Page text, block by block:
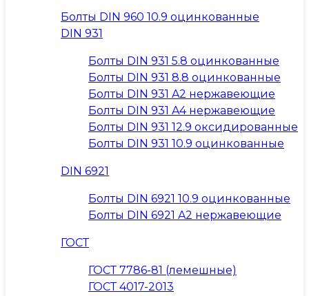
Болты DIN 960 10.9 оцинкованные
DIN 931
Болты DIN 931 5.8 оцинкованные
Болты DIN 931 8.8 оцинкованные
Болты DIN 931 A2 нержавеющие
Болты DIN 931 A4 нержавеющие
Болты DIN 931 12.9 оксидированные
Болты DIN 931 10.9 оцинкованные
DIN 6921
Болты DIN 6921 10.9 оцинкованные
Болты DIN 6921 A2 нержавеющие
ГОСТ
ГОСТ 7786-81 (лемешные)
ГОСТ 4017-2013